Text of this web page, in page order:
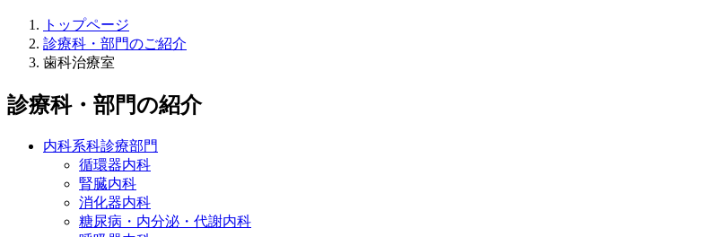
トップページ
診療科・部門のご紹介
歯科治療室
診療科・部門の紹介
内科系科診療部門
循環器内科
腎臓内科
消化器内科
糖尿病・内分泌・代謝内科